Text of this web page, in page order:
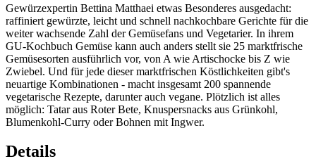
Gewürzexpertin Bettina Matthaei etwas Besonderes ausgedacht:
raffiniert gewürzte, leicht und schnell nachkochbare Gerichte für die
weiter wachsende Zahl der Gemüsefans und Vegetarier. In ihrem
GU-Kochbuch Gemüse kann auch anders stellt sie 25 marktfrische
Gemüsesorten ausführlich vor, von A wie Artischocke bis Z wie
Zwiebel. Und für jede dieser marktfrischen Köstlichkeiten gibt's
neuartige Kombinationen - macht insgesamt 200 spannende
vegetarische Rezepte, darunter auch vegane. Plötzlich ist alles
möglich: Tatar aus Roter Bete, Knuspersnacks aus Grünkohl,
Blumenkohl-Curry oder Bohnen mit Ingwer.
Details